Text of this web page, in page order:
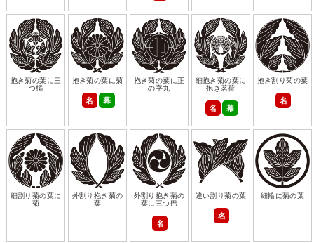
抱き菊の葉に三
つ橘
抱き菊の葉に菊
名 幕
抱き菊の葉に正
の字丸
細抱き菊の葉に
抱き茗荷
名 幕
抱き割り菊の葉
名
細割り菊の葉に
菊
外割り抱き菊の
葉
外割り抱き菊の
葉に三つ巴
名
違い割り菊の葉
名
細輪に菊の葉